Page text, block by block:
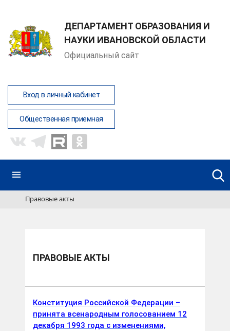
ДЕПАРТАМЕНТ ОБРАЗОВАНИЯ И
НАУКИ ИВАНОВСКОЙ ОБЛАСТИ
Официальный сайт
Вход в личный кабинет
Общественная приемная
Правовые акты
ПРАВОВЫЕ АКТЫ
Конституция Российской Федерации –
принята всенародным голосованием 12
декабря 1993 года c изменениями,